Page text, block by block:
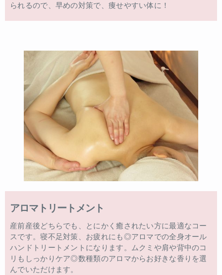
られるので、早めの対策で、痩せやすい体に！
アロマトリートメント
産前産後どちらでも、とにかく癒されたい方に最適なコー
スです。寝不足対策、お疲れにも◎アロマでの全身オール
ハンドトリートメントになります。ムクミや肩や背中のコ
リもしっかりケア◎数種類のアロマからお好きな香りを選
んでいただけます。